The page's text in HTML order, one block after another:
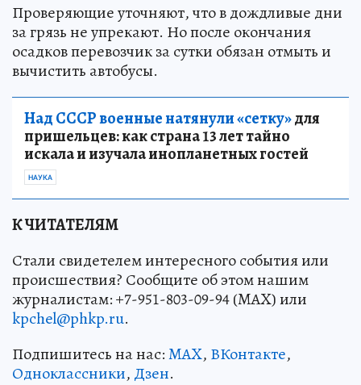
Проверяющие уточняют, что в дождливые дни
за грязь не упрекают. Но после окончания
осадков перевозчик за сутки обязан отмыть и
вычистить автобусы.
Над СССР военные натянули «сетку»для
пришельцев: как страна 13 лет тайно
искала и изучала инопланетных гостей
НАУКА
К ЧИТАТЕЛЯМ
Стали свидетелем интересного события или
происшествия? Сообщите об этом нашим
журналистам: +7-951-803-09-94 (MAX) или
kpchel@phkp.ru.
Подпишитесь на нас:MAX, ВКонтакте,
Одноклассники, Дзен.